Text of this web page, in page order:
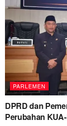
PARLEMEN
DPRD dan
Perubahan